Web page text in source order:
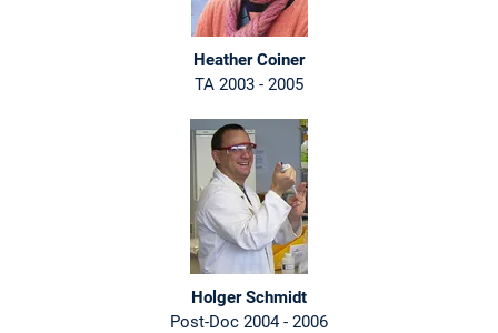
Heather Coiner
TA 2003 - 2005
Holger Schmidt
Post-Doc 2004 - 2006